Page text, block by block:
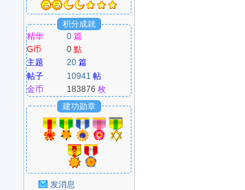
积分成就
精华
0 篇
G币
0點
主题
20 篇
帖子
10941 帖
金币
183876枚
建功勋章
发消息